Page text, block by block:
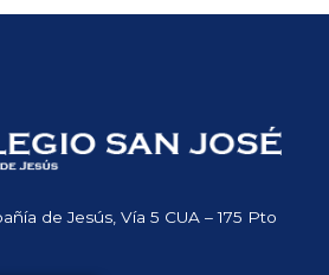
de Jesús, Vía 5 CUA – 175 Pto